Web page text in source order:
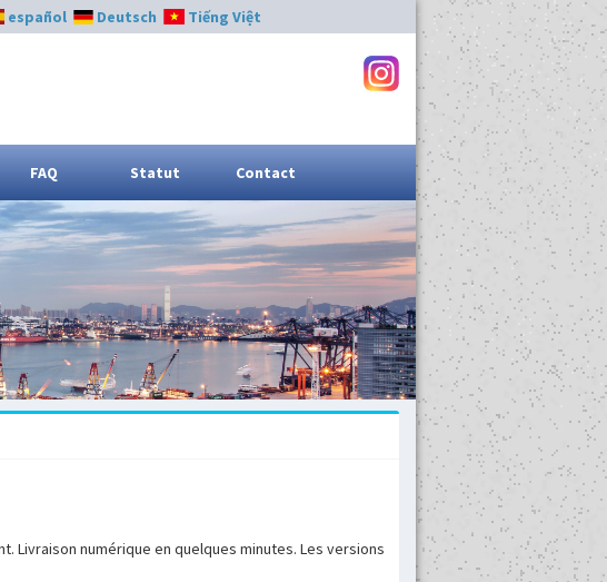
español Deutsch Tiếng Việt
FAQ Statut Contact
Livraison numérique en quelques minutes. Les versions